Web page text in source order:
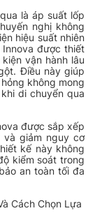
là áp suất lốp
nghị không
hiệu suất nhiên
Innova được thiết
vận hành lâu
Điều này giúp
không mong
di chuyển qua
được sắp xếp
và giảm nguy cơ
kế này không
kiểm soát trong
an toàn tối đa
Cách Chọn Lựa